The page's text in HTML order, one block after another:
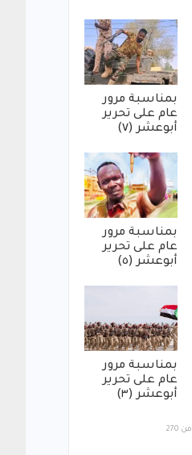
بمناسبة مرور
عام على تحرير
أبوعشر (٧)
بمناسبة مرور
عام على تحرير
أبوعشر (٥)
بمناسبة مرور
عام على تحرير
أبوعشر (٣)